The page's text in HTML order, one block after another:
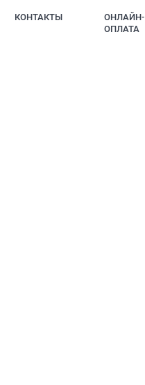
КОНТАКТЫ
ОНЛАЙН-
ОПЛАТА